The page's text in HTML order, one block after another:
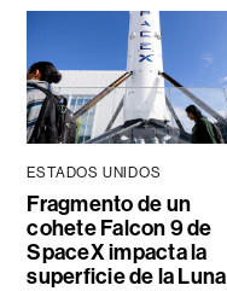
ESTADOS UNIDOS
Fragmento de un
cohete Falcon 9 de
SpaceX impacta la
superficie de la Luna